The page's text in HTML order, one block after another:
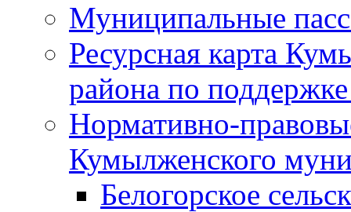
Муниципальные
Ресурсная карта
района по
Нормативно-
Кумылженского
Белогорское